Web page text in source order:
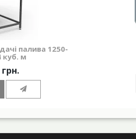
палива 1250-
куб. м